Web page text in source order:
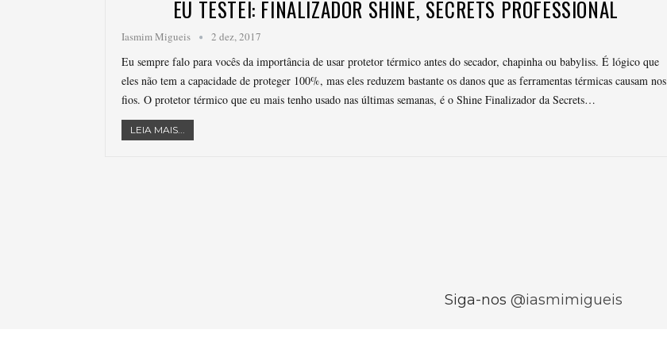
EU TESTEI: FINALIZADOR SHINE, SECRETS PROFESSIONAL
Iasmim Migueis 2 dez, 2017
Eu sempre falo para vocês da importância de usar protetor térmico antes do secador, chapinha ou babyliss. É lógico que
eles não tem a capacidade de proteger 100%, mas eles reduzem bastante os danos que as ferramentas térmicas causam nos
fios. O protetor térmico que eu mais tenho usado nas últimas semanas, é o Shine Finalizador da Secrets…
LEIA MAIS...
Siga-nos @iasmimigueis